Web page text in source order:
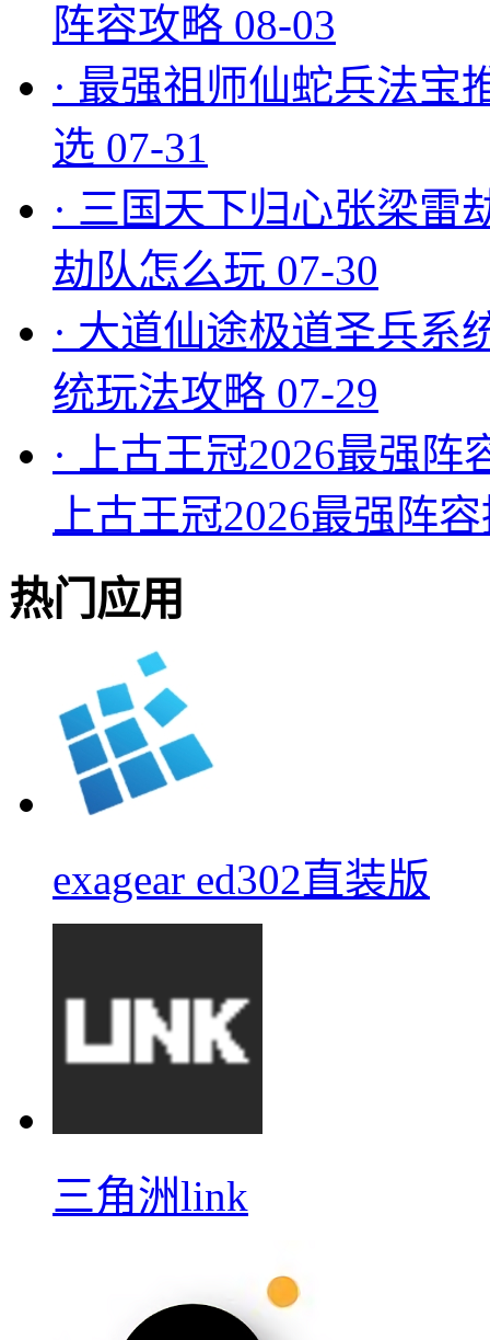
阵容攻略 08-03
· 最强祖师仙蛇兵法宝
选 07-31
· 三国天下归心张梁雷
劫队怎么玩 07-30
· 大道仙途极道圣兵系
统玩法攻略 07-29
·
上古王冠2026最强
上古王冠2026最强阵
热门应用
exagear ed302直装版
三角洲link